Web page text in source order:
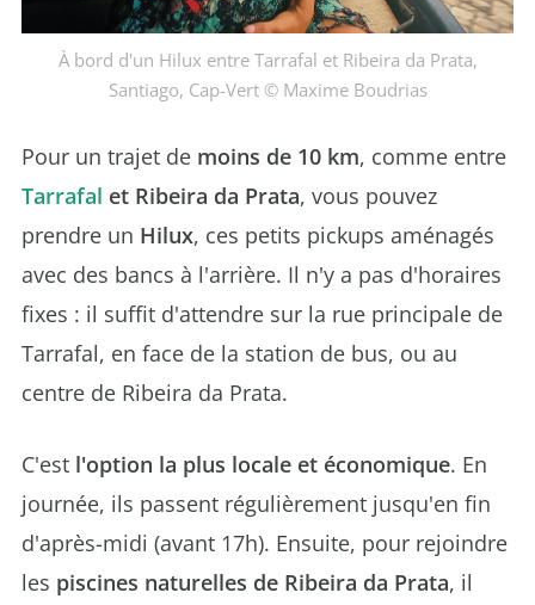
À bord d'un Hilux entre Tarrafal et Ribeira da Prata,
Santiago, Cap-Vert © Maxime Boudrias
Pour un trajet de moins de 10 km, comme entre
Tarrafal et Ribeira da Prata, vous pouvez
prendre un Hilux, ces petits pickups aménagés
avec des bancs à l'arrière. Il n'y a pas d'horaires
fixes : il suffit d'attendre sur la rue principale de
Tarrafal, en face de la station de bus, ou au
centre de Ribeira da Prata.
C'est l'option la plus locale et économique. En
journée, ils passent régulièrement jusqu'en fin
d'après-midi (avant 17h). Ensuite, pour rejoindre
les piscines naturelles de Ribeira da Prata, il